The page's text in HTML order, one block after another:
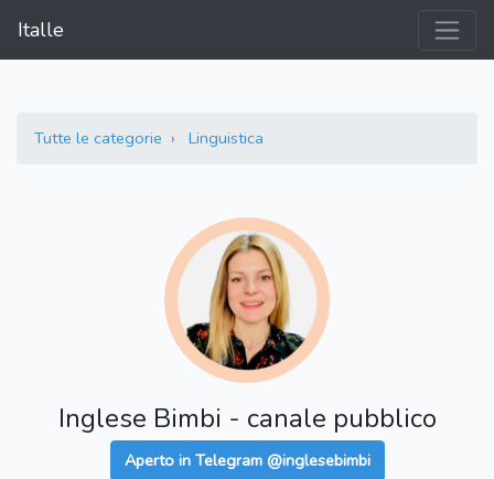
Italle
Tutte le categorie Linguistica
Inglese Bimbi - canale pubblico
Aperto in Telegram @inglesebimbi